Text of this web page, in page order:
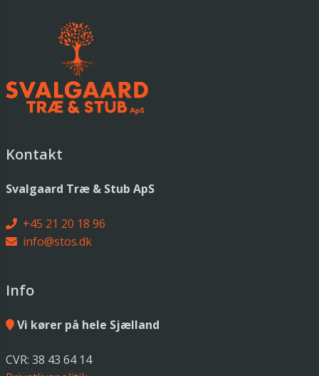
Kontakt
Svalgaard Træ & Stub ApS
+45 21 20 18 96
info@stos.dk
Info
Vi kører på hele Sjælland
CVR: 38 43 64 14